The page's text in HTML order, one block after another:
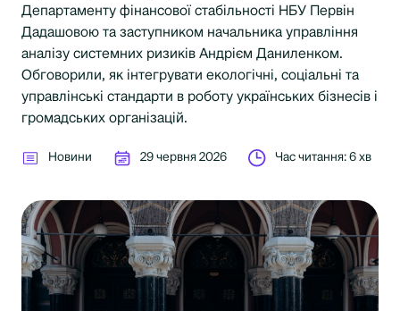
Департаменту фінансової стабільності НБУ Первін
Дадашовою та заступником начальника управління
аналізу системних ризиків Андрієм Даниленком.
Обговорили, як інтегрувати екологічні, соціальні та
управлінські стандарти в роботу українських бізнесів і
громадських організацій.
Новини 29 червня 2026 Час читання: 6 хв